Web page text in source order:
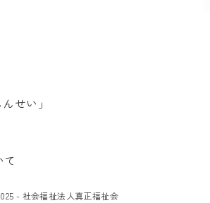
せい」
- 社会福祉法人真正福祉会